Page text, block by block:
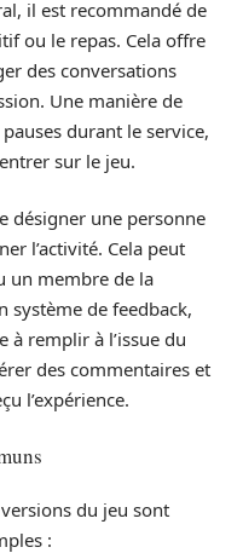
il est recommandé de
ou le repas. Cela offre
des conversations
Une manière de
durant le service,
sur le jeu.
désigner une personne
l’activité. Cela peut
un membre de la
système de feedback,
à remplir à l’issue du
des commentaires et
l’expérience.
du jeu sont
: